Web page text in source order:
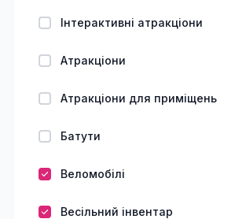
Інтерактивні атракціони
Атракціони
Атракціони для приміщень
Батути
Веломобілі
Весільний інвентар